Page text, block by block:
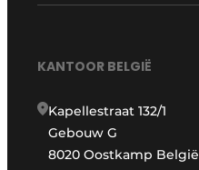
KANTOOR BELGIË
Kapellestraat 132/1
Gebouw G
8020 Oostkamp België